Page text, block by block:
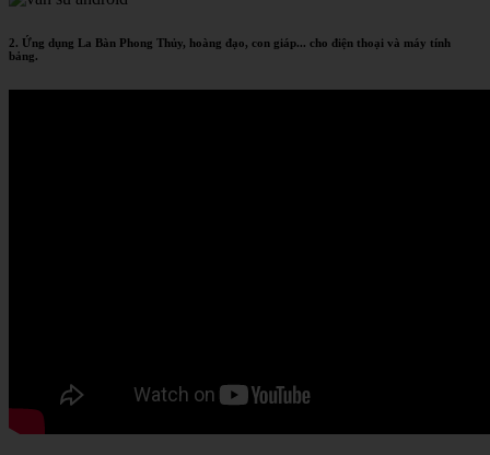
2. Ứng dụng La Bàn Phong Thủy, hoàng đạo, con giáp... cho điện thoại và máy tính
bảng.